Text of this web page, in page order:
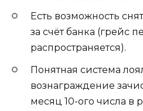
Есть возможность
за счёт банка (грейс
распространяется).
Понятная система
вознаграждение
месяц 10-ого числа в